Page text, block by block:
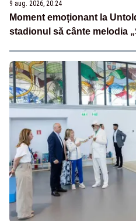
9 aug. 2026, 20:24
Moment emoționant la
stadionul să cânte melodia